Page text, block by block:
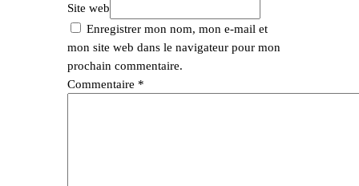
Site web
Enregistrer mon nom, mon e-mail et
mon site web dans le navigateur pour mon
prochain commentaire.
Commentaire *